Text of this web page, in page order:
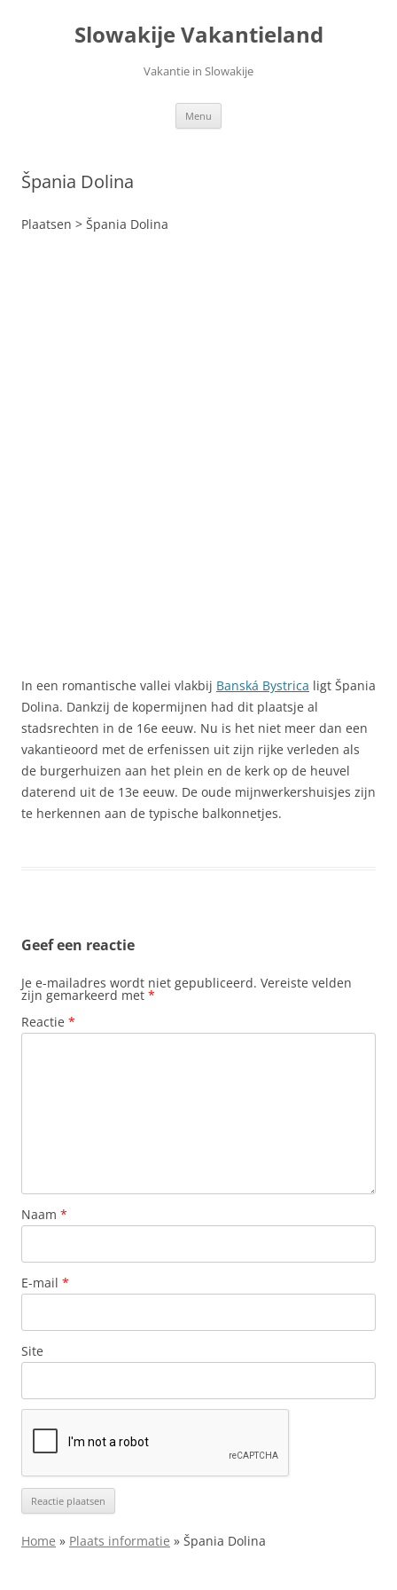
Slowakije Vakantieland
Vakantie in Slowakije
Menu
Špania Dolina
Plaatsen > Špania Dolina
In een romantische vallei vlakbij Banská Bystrica ligt Špania
Dolina. Dankzij de kopermijnen had dit plaatsje al
stadsrechten in de 16e eeuw. Nu is het niet meer dan een
vakantieoord met de erfenissen uit zijn rijke verleden als
de burgerhuizen aan het plein en de kerk op de heuvel
daterend uit de 13e eeuw. De oude mijnwerkershuisjes zijn
te herkennen aan de typische balkonnetjes.
Geef een reactie
Je e-mailadres wordt niet gepubliceerd. Vereiste velden
zijn gemarkeerd met *
Reactie *
Naam *
E-mail *
Site
Home » Plaats informatie » Špania Dolina